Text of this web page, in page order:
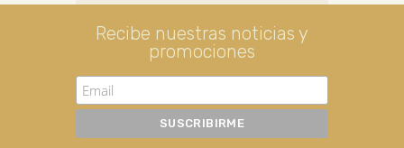
CERTAMEN DE DIBUJO
FUNDACIÓN
TIENDA
NOTICIAS
Recibe nuestras noticias y
promociones